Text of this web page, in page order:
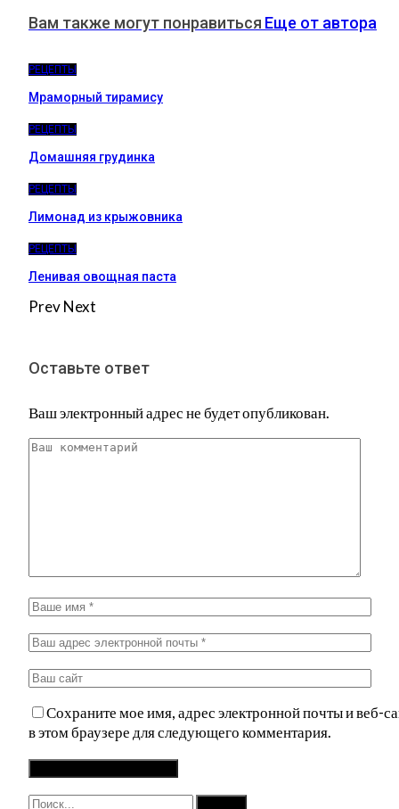
Вам также могут понравиться Еще от автора
РЕЦЕПТЫ
Мраморный тирамису
РЕЦЕПТЫ
Домашняя грудинка
РЕЦЕПТЫ
Лимонад из крыжовника
РЕЦЕПТЫ
Ленивая овощная паста
PrevNext
Оставьте ответ
Ваш электронный адрес не будет опубликован.
Сохраните мое имя, адрес электронной почты и веб-
в этом браузере для следующего комментария.